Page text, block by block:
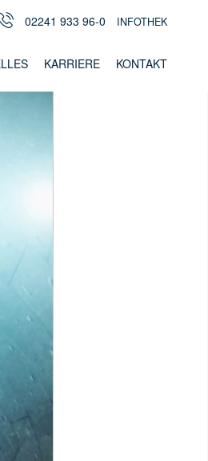
02241 933 96-0 INFOTHEK
KARRIERE KONTAKT